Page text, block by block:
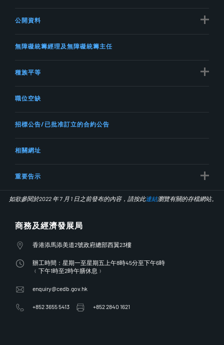
如欲參閱於2022 年 7 月 1 日之前發布的內容，請按此連結瀏覽有關的存檔網站。
公開資料
無障礙統籌經理及無障礙統籌主任
種族平等
職位空缺
招標公告/已批准訂立的合約公告
相關網址
重要告示
商務及經濟發展局
地址 香港添馬添美道2號政府總部西翼23樓
辦工時間辦工時間：星期一至星期五上午8時45分至下午6時
﹙下午1時至2時午膳休息﹚
enquiry@cedb.gov.hk
+852 3655 5413 +852 2840 1621